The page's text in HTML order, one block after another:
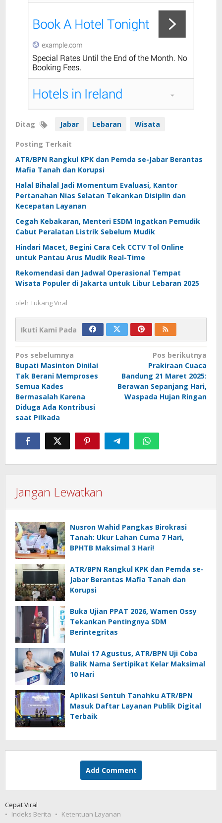
Ditag Jabar Lebaran Wisata
Posting Terkait
ATR/BPN Rangkul KPK dan Pemda se-Jabar Berantas
Mafia Tanah dan Korupsi
Halal Bihalal Jadi Momentum Evaluasi, Kantor
Pertanahan Nias Selatan Tekankan Disiplin dan
Kecepatan Layanan
Cegah Kebakaran, Menteri ESDM Ingatkan Pemudik
Cabut Peralatan Listrik Sebelum Mudik
Hindari Macet, Begini Cara Cek CCTV Tol Online
untuk Pantau Arus Mudik Real-Time
Rekomendasi dan Jadwal Operasional Tempat
Wisata Populer di Jakarta untuk Libur Lebaran 2025
oleh Tukang Viral
Ikuti Kami Pada
Navigasi
pos
Pos sebelumnya
Bupati Masinton Dinilai
Tak Berani Memproses
Semua Kades
Bermasalah Karena
Diduga Ada Kontribusi
saat Pilkada
Pos berikutnya
Prakiraan Cuaca
Bandung 21 Maret 2025:
Berawan Sepanjang Hari,
Waspada Hujan Ringan
Jangan Lewatkan
Nusron Wahid Pangkas Birokrasi
Tanah: Ukur Lahan Cuma 7 Hari,
BPHTB Maksimal 3 Hari!
ATR/BPN Rangkul KPK dan Pemda se-
Jabar Berantas Mafia Tanah dan
Korupsi
Buka Ujian PPAT 2026, Wamen Ossy
Tekankan Pentingnya SDM
Berintegritas
Mulai 17 Agustus, ATR/BPN Uji Coba
Balik Nama Sertipikat Kelar Maksimal
10 Hari
Aplikasi Sentuh Tanahku ATR/BPN
Masuk Daftar Layanan Publik Digital
Terbaik
Add Comment
Cepat Viral
Indeks Berita
Ketentuan Layanan